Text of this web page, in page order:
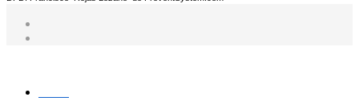
de Datos competente para obtener información adicional o presentar una reclamación.
Datos identificativos del responsable:
AYUNTAMIENTO DE VALMOJADO, P4518100E, PLAZA ESPAÑA 1 - 45940 -